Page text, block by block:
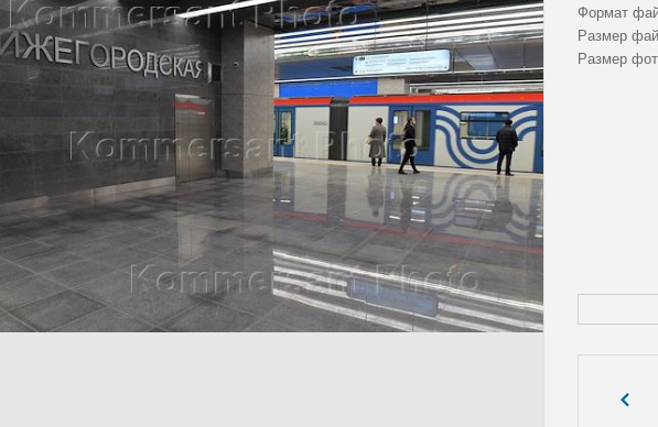
Формат
Размер
Размер